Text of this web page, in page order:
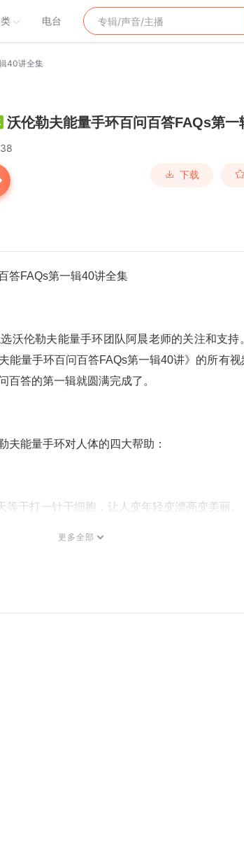
电台
40讲全集
沃伦勒夫能量手环百问百答FAQs第一
下载
答FAQs第一辑40讲全集
沃伦勒夫能量手环团队阿晨老师的关注和支
能量手环百问百答FAQs第一辑40讲》的所有
百答的第一辑就圆满完成了。
夫能量手环对人体的四大帮助：
于打一针干细胞，让人变年轻变漂亮变美丽。
的针灸和按摩，能帮助缓解颈椎、肩椎、腰椎
更多全部